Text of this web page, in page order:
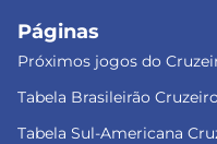
Páginas
Próximos jogos do
Tabela Brasileirão Cruzeiro
Tabela Sul-Americana